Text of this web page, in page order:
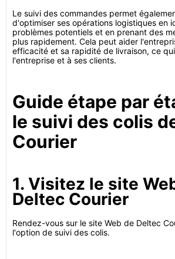
Le suivi des commandes permet
d'optimiser ses opérations logistiques en
problèmes potentiels et en prenant des
plus rapidement. Cela peut aider
efficacité et sa rapidité de livraison, ce
l'entreprise et à ses clients.
Guide étape par
le suivi des colis
Courier
1. Visitez le site
Deltec Courier
Rendez-vous sur le site Web de Deltec
l'option de suivi des colis.